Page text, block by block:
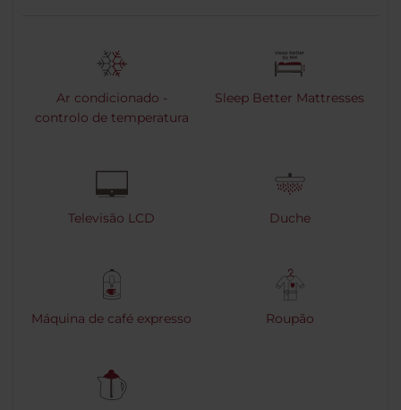
Ar condicionado -
controlo de temperatura
Sleep Better Mattresses
Televisão LCD Duche
Máquina de café expresso Roupão